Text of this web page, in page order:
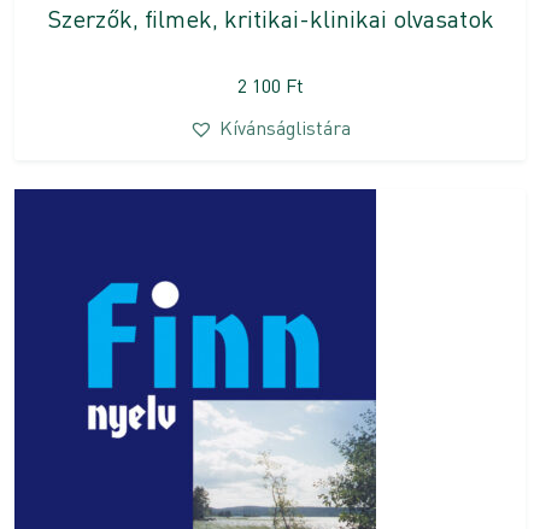
Szerzők, filmek, kritikai-klinikai olvasatok
2 100 Ft
Kívánságlistára